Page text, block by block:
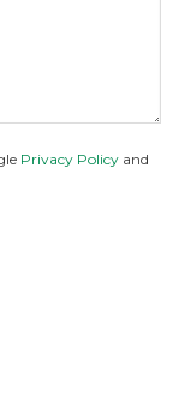
Privacy Policy and